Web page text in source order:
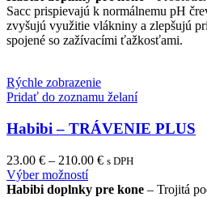
multiple
variants.
The
be
chosen
the
page
Sacc prispievajú k normálnemu pH
zvyšujú využitie vlákniny a zlepšujú
spojené so zažívacími ťažkosťami.
Rýchle zobrazenie
Pridať do zoznamu želaní
Habibi – TRÁVENIE PLUS
23.00 € – 210.00 € s DPH
Výber možnostíThis
product
Habibi doplnky pre kone – Trojitá